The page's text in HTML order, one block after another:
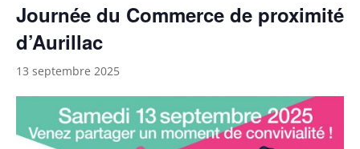
Journée du Commerce de proximité
d’Aurillac
13 septembre 2025